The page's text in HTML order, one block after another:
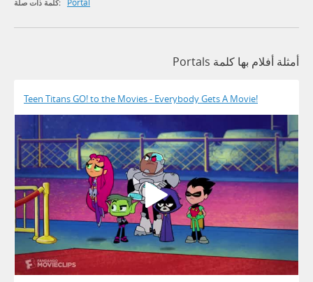
كلمة ذات صلة: Portal
أمثلة أفلام بها كلمة Portals
Teen Titans GO! to the Movies - Everybody Gets A Movie!